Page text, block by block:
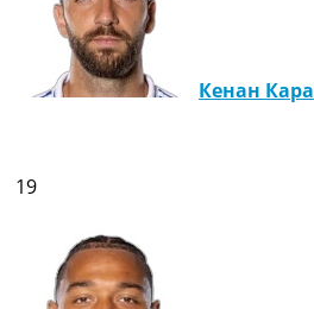
Кенан
19